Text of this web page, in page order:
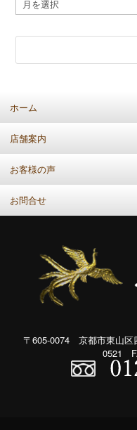
カ
ー
イ
通：
月
別）
ホーム
店舗案内
お客様の声
お問合せ
〒605-0074 京都市東山区
0521